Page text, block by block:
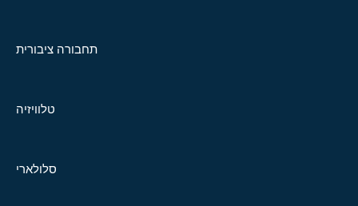
תחבורה ציבורית
טלוויזיה
סלולארי